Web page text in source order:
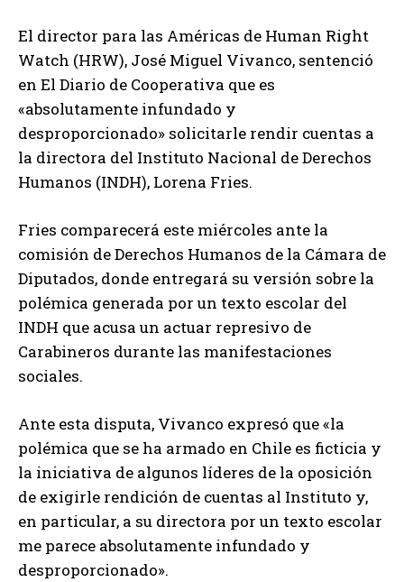
El director para las Américas de Human Right
Watch (HRW), José Miguel Vivanco, sentenció
en El Diario de Cooperativa que es
«absolutamente infundado y
desproporcionado» solicitarle rendir cuentas a
la directora del Instituto Nacional de Derechos
Humanos (INDH), Lorena Fries.
Fries comparecerá este miércoles ante la
comisión de Derechos Humanos de la Cámara de
Diputados, donde entregará su versión sobre la
polémica generada por un texto escolar del
INDH que acusa un actuar represivo de
Carabineros durante las manifestaciones
sociales.
Ante esta disputa, Vivanco expresó que «la
polémica que se ha armado en Chile es ficticia y
la iniciativa de algunos líderes de la oposición
de exigirle rendición de cuentas al Instituto y,
en particular, a su directora por un texto escolar
me parece absolutamente infundado y
desproporcionado».